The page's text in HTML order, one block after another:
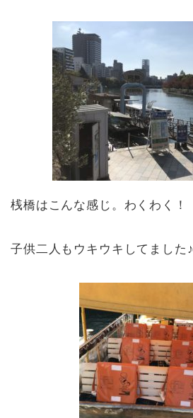
桟橋はこんな感じ。わくわく！
子供二人もウキウキしてました♪